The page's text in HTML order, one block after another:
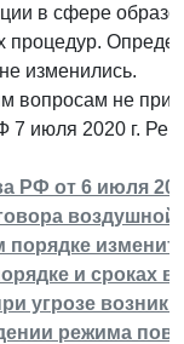
в сфере
процедур.
изменились.
вопросам не
7 июля 2020 г.
РФ от 6 июля
и сроках
угрозе
режима